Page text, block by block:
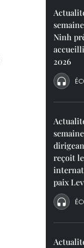
Ninh
2026
reçoit
paix